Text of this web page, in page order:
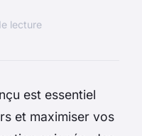
lecture
est essentiel
et maximiser vos